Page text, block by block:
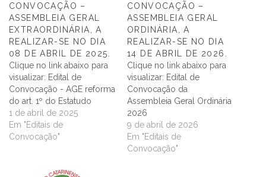
CONVOCAÇÃO –
ASSEMBLEIA GERAL
EXTRAORDINÁRIA, A
REALIZAR-SE NO DIA
08 DE ABRIL DE 2025.
Clique no link abaixo para
visualizar: Edital de
Convocação - AGE reforma
do art. 1º do Estatudo
1 de abril de 2025
Em "Editais de
Convocação"
CONVOCAÇÃO –
ASSEMBLEIA GERAL
ORDINÁRIA, A
REALIZAR-SE NO DIA
14 DE ABRIL DE 2026.
Clique no link abaixo para
visualizar: Edital de
Convocação da
Assembleia Geral Ordinária
2026
9 de abril de 2026
Em "Editais de
Convocação"